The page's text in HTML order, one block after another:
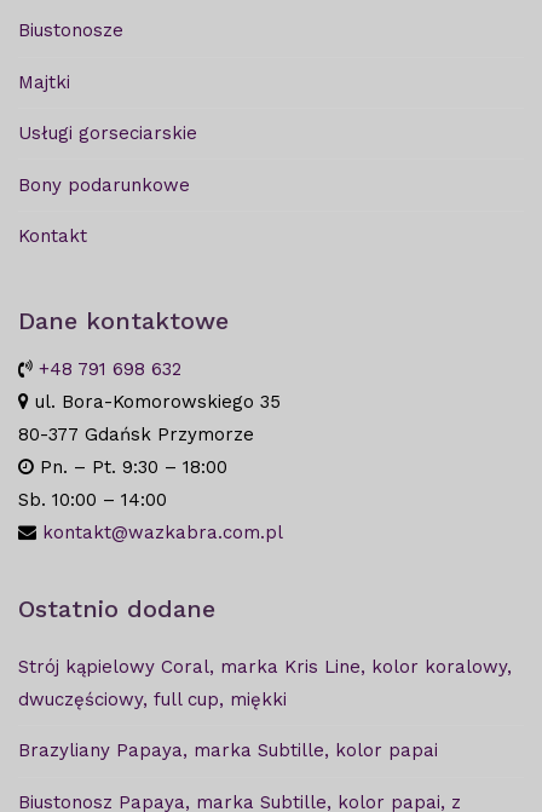
Biustonosze
Majtki
Usługi gorseciarskie
Bony podarunkowe
Kontakt
Dane kontaktowe
+48 791 698 632
ul. Bora-Komorowskiego 35
80-377 Gdańsk Przymorze
Pn. – Pt. 9:30 – 18:00
Sb. 10:00 – 14:00
kontakt@wazkabra.com.pl
Ostatnio dodane
Strój kąpielowy Coral, marka Kris Line, kolor koralowy,
dwuczęściowy, full cup, miękki
Brazyliany Papaya, marka Subtille, kolor papai
Biustonosz Papaya, marka Subtille, kolor papai, z